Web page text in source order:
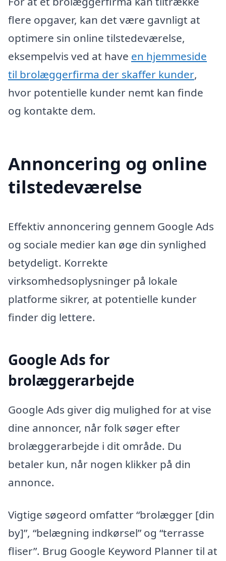
flere opgaver, kan det være gavnligt at
optimere sin online tilstedeværelse,
eksempelvis ved at have en hjemmeside
til brolæggerfirma der skaffer kunder,
hvor potentielle kunder nemt kan finde
og kontakte dem.
Annoncering og online
tilstedeværelse
Effektiv annoncering gennem Google Ads
og sociale medier kan øge din synlighed
betydeligt. Korrekte
virksomhedsoplysninger på lokale
platforme sikrer, at potentielle kunder
finder dig lettere.
Google Ads for
brolæggerarbejde
Google Ads giver dig mulighed for at vise
dine annoncer, når folk søger efter
brolæggerarbejde i dit område. Du
betaler kun, når nogen klikker på din
annonce.
Vigtige søgeord omfatter “brolægger [din
by]”, “belægning indkørsel” og “terrasse
fliser”. Brug Google Keyword Planner til at